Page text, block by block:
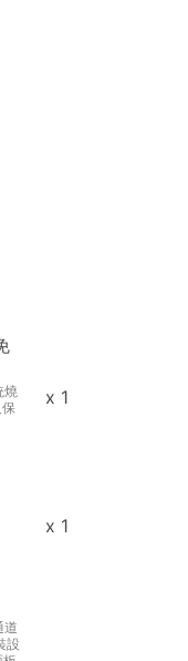
燒
x 1
x 1
道
設